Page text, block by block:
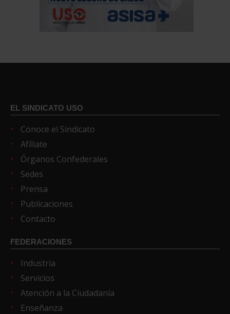
EL SINDICATO USO
Conoce el Sindicato
Afíliate
Órganos Confederales
Sedes
Prensa
Publicaciones
Contacto
FEDERACIONES
Industria
Servicios
Atención a la Ciudadanía
Enseñanza